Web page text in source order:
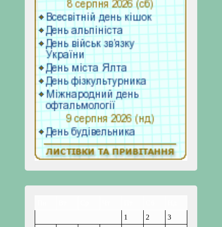
1
2
3